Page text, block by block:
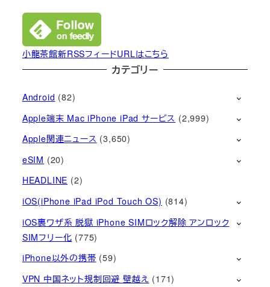
小龍茶館新RSSフィードURLはこちら
カテゴリー
Android (82)
Apple端末 Mac iPhone iPad サービス (2,999)
Apple関連ニュース (3,650)
eSIM (20)
HEADLINE (2)
iOS(iPhone iPad iPod Touch OS) (814)
iOS裏ワザ系 脱獄 iPhone SIMロック解除 アンロック
SIMフリー化 (775)
iPhone以外の携帯 (59)
VPN 中国ネット規制回避 壁越え (171)